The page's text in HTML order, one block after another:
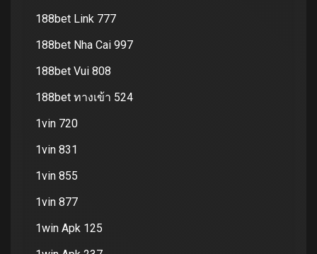
188bet Link 777
188bet Nha Cai 997
188bet Vui 808
188bet ทางเข้า 524
1vin 720
1vin 831
1vin 855
1vin 877
1win Apk 125